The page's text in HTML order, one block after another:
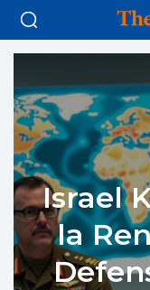
Israel
la